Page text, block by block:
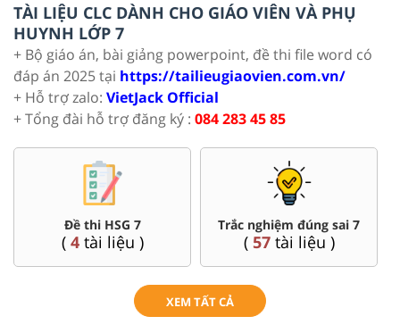
TÀI LIỆU CLC DÀNH CHO GIÁO VIÊN VÀ PHỤ
HUYNH LỚP 7
+ Bộ giáo án, bài giảng powerpoint, đề thi file word có
đáp án 2025 tại https://tailieugiaovien.com.vn/
+ Hỗ trợ zalo: VietJack Official
+ Tổng đài hỗ trợ đăng ký : 084 283 45 85
Đề thi HSG 7
( 4tài liệu )
Trắc nghiệm đúng sai 7
( 57tài liệu )
XEM TẤT CẢ